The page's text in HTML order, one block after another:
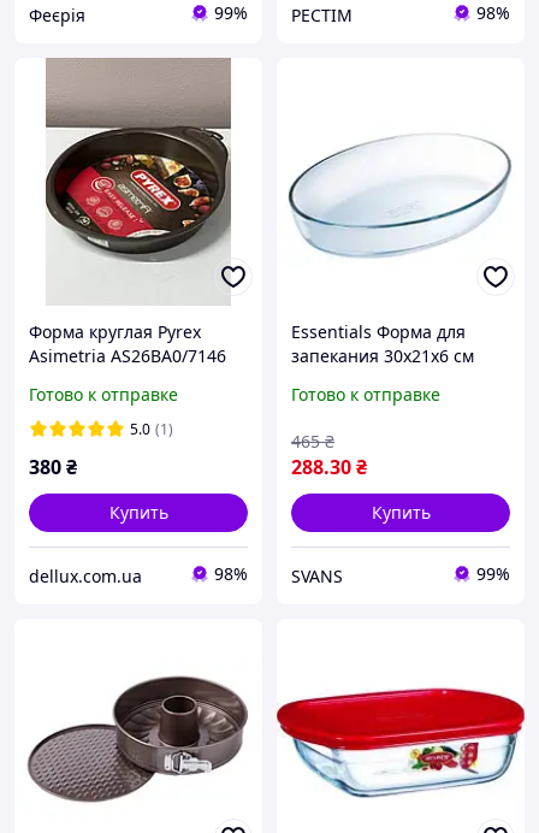
Феєрія 99% РЕСТІМ 98%
Форма круглая Pyrex
Asimetria AS26BA0/7146
Готово к отправке
5.0 (1)
380₴
Купить
dellux.com.ua 98%
Essentials Форма для
запекания 30х21х6 см
Готово к отправке
288.30₴
465 ₴
Купить
SVANS 99%